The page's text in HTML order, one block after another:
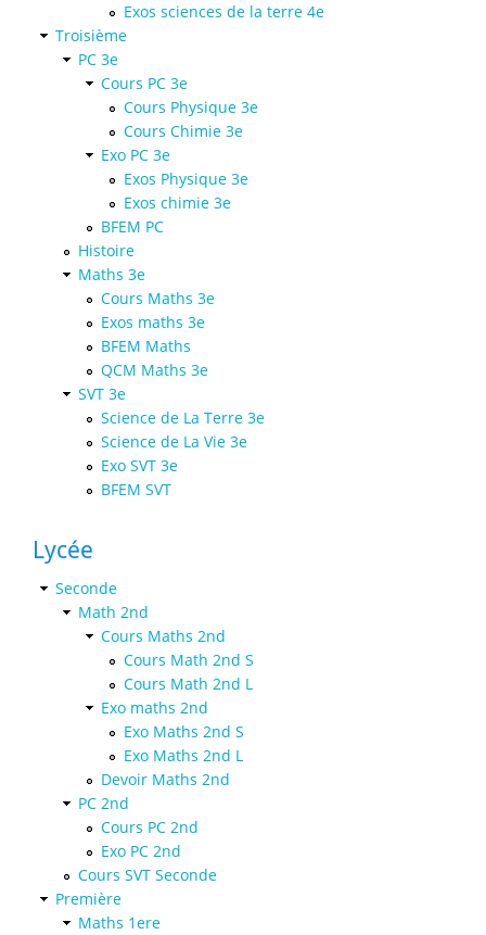
Exos sciences de la terre 4e
Troisième
PC 3e
Cours PC 3e
Cours Physique 3e
Cours Chimie 3e
Exo PC 3e
Exos Physique 3e
Exos chimie 3e
BFEM PC
Histoire
Maths 3e
Cours Maths 3e
Exos maths 3e
BFEM Maths
QCM Maths 3e
SVT 3e
Science de La Terre 3e
Science de La Vie 3e
Exo SVT 3e
BFEM SVT
Lycée
Seconde
Math 2nd
Cours Maths 2nd
Cours Math 2nd S
Cours Math 2nd L
Exo maths 2nd
Exo Maths 2nd S
Exo Maths 2nd L
Devoir Maths 2nd
PC 2nd
Cours PC 2nd
Exo PC 2nd
Cours SVT Seconde
Première
Maths 1ere